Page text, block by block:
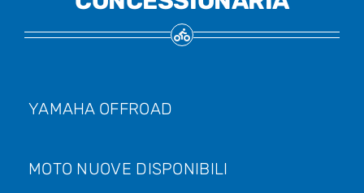
YAMAHA OFFROAD
MOTO NUOVE DISPONIBILI